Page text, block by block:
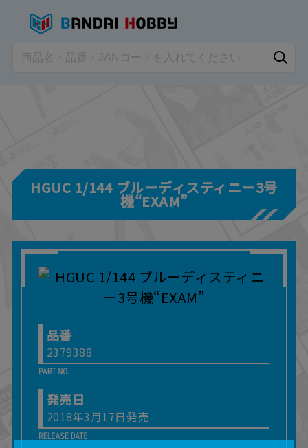
HGUC 1/144 ブルーディスティニー3号
機“EXAM”
品番
2379388
発売日
2018年3月17日発売